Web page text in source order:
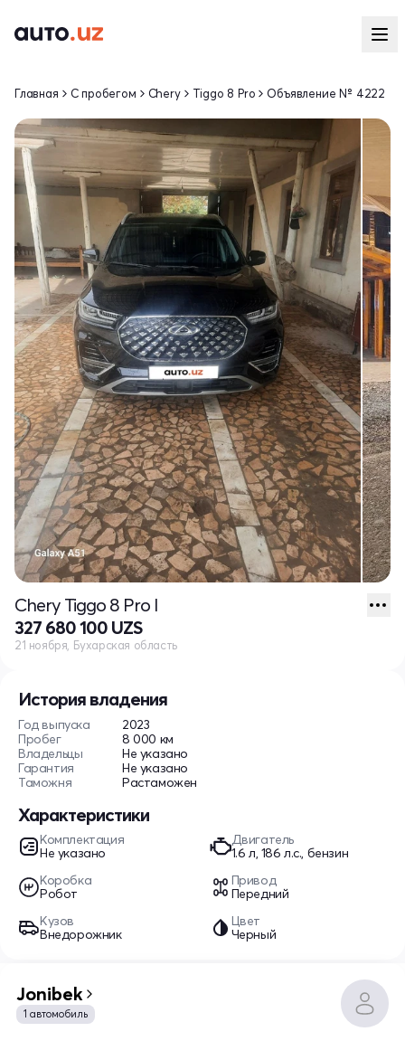
История владения
Год выпуска
2023
Пробег
8 000 км
Владельцы
Не указано
Гарантия
Не указано
Таможня
Растаможен
Характеристики
Комплектация
Не указано
Двигатель
1.6 л, 186 л.с., бензин
Коробка
Робот
Привод
Передний
Кузов
Внедорожник
Цвет
Черный
Главная С пробегом Chery Tiggo 8 Pro Объявление № 4222
Chery Tiggo 8 Pro I
327 680 100 UZS
21 ноября, Бухарская область
Jonibek
1 автомобиль